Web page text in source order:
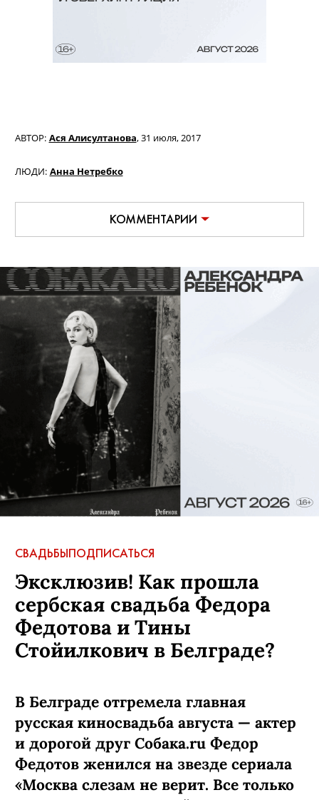
АВТОР: Ася Алисултанова,31 июля, 2017
ЛЮДИ: Анна Нетребко
КОММЕНТАРИИ
СВАДЬБЫПОДПИСАТЬСЯ
Эксклюзив! Как прошла
сербская свадьба Федора
Федотова и Тины
Стойилкович в Белграде?
В Белграде отгремела главная
русская киносвадьба августа — актер
и дорогой друг Собака.ru Федор
Федотов женился на звезде сериала
«Москва слезам не верит. Все только